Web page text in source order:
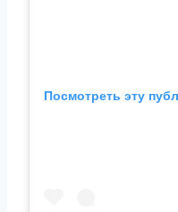
Посмотреть эту